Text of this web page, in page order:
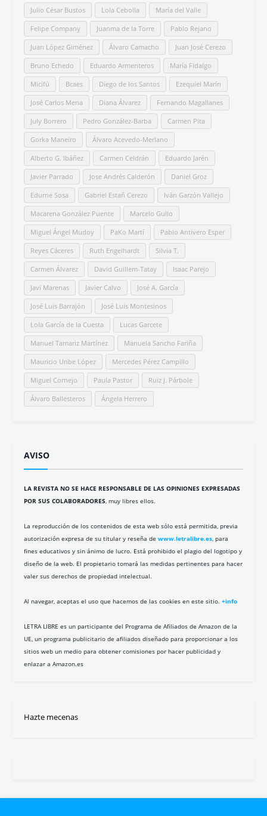
Julio César Bustos Lola Cebolla María del Valle
Felipe Company Juanma de la Torre Pablo Rejano
Juan López Giménez Álvaro Camacho Juan José Cerezo
Bruno Echedo Eduardo Armenteros María Fidalgo
Micifú Bcaes Diego de los Santos Ezequiel Marín
José Carlos Mena Diana Álvarez Fernando Magallanes
July Borrero Pedro González-Barba Carmen Pita
Gorka Maneiro Álvaro Acevedo-Merlano
Alberto G. Ibáñez Carmen Celdrán Eduardo Jarén
Javier Parrado Jose Andrés Calderón Daniel Groz
Edurne Sosa Gabriel Estañ Cerezo Iván Garzón Vallejo
Macarena González Puente Marcelo Gullo
Miguel Ángel Mudoy PaKo Martí Pablo Antivero Esper
Reyes Cáceres Ruth Engelhardt Silvia T.
Carmen Álvarez David Guillem-Tatay Isaac Parejo
Javi Marenas Javier Calvo José A. García
José Luis Barrajón José Luis Montesinos
Lola García de la Cuesta Lucas Garcete
Manuel Tamariz Martínez Manuela Sancho Fariña
Mauricio Uribe López Mercedes Pérez Campillo
Miguel Cornejo Paula Pastor Ruiz J. Párbole
Álvaro Ballesteros Ángela Herrero
AVISO
LA REVISTA NO SE HACE RESPONSABLE DE LAS OPINIONES EXPRESADAS
POR SUS COLABORADORES, muy libres ellos.
La reproducción de los contenidos de esta web sólo está permitida, previa
autorización expresa de su titular y reseña de www.letralibre.es, para
fines educativos y sin ánimo de lucro. Está prohibido el plagio del logotipo y
diseño de la web. El propietario tomará las medidas pertinentes para hacer
valer sus derechos de propiedad intelectual.
Al navegar, aceptas el uso que hacemos de las cookies en este sitio. +info
LETRA LIBRE es un participante del Programa de Afiliados de Amazon de la
UE, un programa publicitario de afiliados diseñado para proporcionar a los
sitios web un medio para obtener comisiones por hacer publicidad y
enlazar a Amazon.es
Hazte mecenas